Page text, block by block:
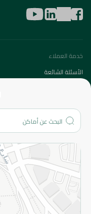
خدمة العملاء
الأسئلة الشائعة
من نحن؟
المزيد
الاسترجاع
سياسة الخصوصية
قم بالتسجيل للنشرة